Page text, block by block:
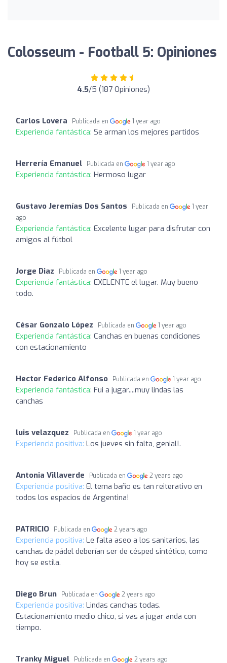
Colosseum - Football 5: Opiniones
4.5/5 (187 Opiniones)
Carlos Lovera Publicada en 1 year ago
Experiencia fantástica: Se arman los mejores partidos
Herrería Emanuel Publicada en 1 year ago
Experiencia fantástica: Hermoso lugar
Gustavo Jeremías Dos Santos Publicada en
1 year
ago
Experiencia fantástica: Excelente lugar para disfrutar con
amigos al fútbol
Jorge Diaz Publicada en 1 year ago
Experiencia fantástica: EXELENTE el lugar. Muy bueno
todo.
César Gonzalo López Publicada en 1 year ago
Experiencia fantástica: Canchas en buenas condiciones
con estacionamiento
Hector Federico Alfonso Publicada en 1 year ago
Experiencia fantástica: Fui a jugar....muy lindas las
canchas
luis velazquez Publicada en 1 year ago
Experiencia positiva: Los jueves sin falta, genial!.
Antonia Villaverde Publicada en 2 years ago
Experiencia positiva: El tema baño es tan reiterativo en
todos los espacios de Argentina!
PATRICIO Publicada en 2 years ago
Experiencia positiva: Le falta aseo a los sanitarios, las
canchas de pádel deberían ser de césped sintético, como
hoy se estila.
Diego Brun Publicada en 2 years ago
Experiencia positiva: Lindas canchas todas.
Estacionamiento medio chico, si vas a jugar anda con
tiempo.
Tranky Miguel Publicada en 2 years ago